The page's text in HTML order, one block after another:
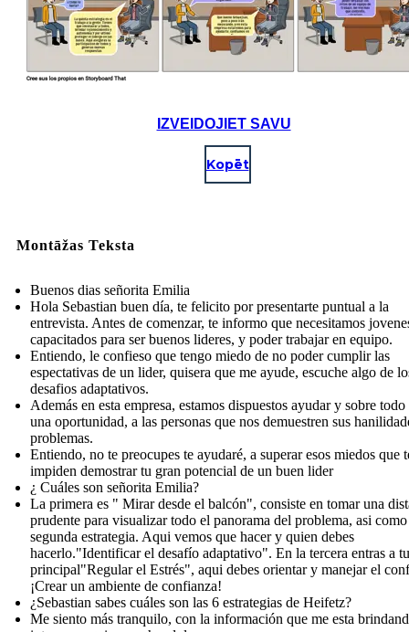
IZVEIDOJIET SAVU
Kopēt
Montāžas Teksta
Buenos dias señorita Emilia
Hola Sebastian buen día, te felicito por presentarte puntual a la
entrevista. Antes de comenzar, te informo que necesitamos
capacitados para ser buenos lideres, y poder trabajar en equipo.
Entiendo, le confieso que tengo miedo de no poder cumplir las
espectativas de un lider, quisera que me ayude, escuche algo de
desafios adaptativos.
Además en esta empresa, estamos dispuestos ayudar y sobre todo
una oportunidad, a las personas que nos demuestren sus
problemas.
Entiendo, no te preocupes te ayudaré, a superar esos miedos que
impiden demostrar tu gran potencial de un buen lider
¿ Cuáles son señorita Emilia?
La primera es " Mirar desde el balcón", consiste en tomar una
prudente para visualizar todo el panorama del problema, asi
segunda estrategia. Aqui vemos que hacer y quien debes
hacerlo."Identificar el desafío adaptativo". En la tercera entras a
principal"Regular el Estrés", aqui debes orientar y manejar el
¡Crear un ambiente de confianza!
¿Sebastian sabes cuáles son las 6 estrategias de Heifetz?
Me siento más tranquilo, con la información que me esta